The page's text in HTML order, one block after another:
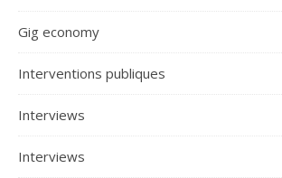
Gig economy
Interventions publiques
Interviews
Interviews